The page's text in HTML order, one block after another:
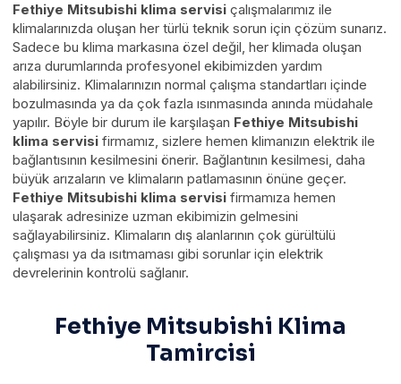
Fethiye Mitsubishi klima servisi çalışmalarımız ile
klimalarınızda oluşan her türlü teknik sorun için çözüm sunarız.
Sadece bu klima markasına özel değil, her klimada oluşan
arıza durumlarında profesyonel ekibimizden yardım
alabilirsiniz. Klimalarınızın normal çalışma standartları içinde
bozulmasında ya da çok fazla ısınmasında anında müdahale
yapılır. Böyle bir durum ile karşılaşan Fethiye Mitsubishi
klima servisi firmamız, sizlere hemen klimanızın elektrik ile
bağlantısının kesilmesini önerir. Bağlantının kesilmesi, daha
büyük arızaların ve klimaların patlamasının önüne geçer.
Fethiye Mitsubishi klima servisi firmamıza hemen
ulaşarak adresinize uzman ekibimizin gelmesini
sağlayabilirsiniz. Klimaların dış alanlarının çok gürültülü
çalışması ya da ısıtmaması gibi sorunlar için elektrik
devrelerinin kontrolü sağlanır.
Fethiye Mitsubishi Klima
Tamircisi